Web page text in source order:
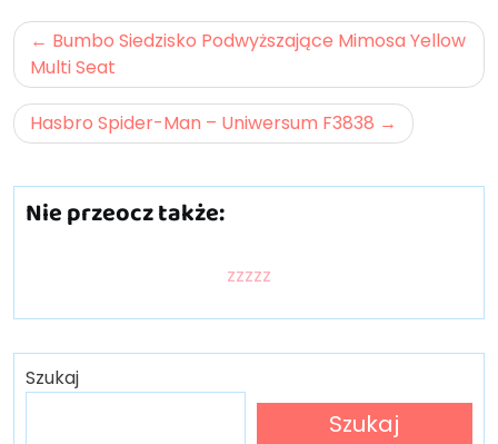
Nawigacja
wpisu
Bumbo Siedzisko Podwyższające Mimosa Yellow
Multi Seat
Hasbro Spider-Man – Uniwersum F3838
Nie przeocz także:
zzzzz
Szukaj
Szukaj